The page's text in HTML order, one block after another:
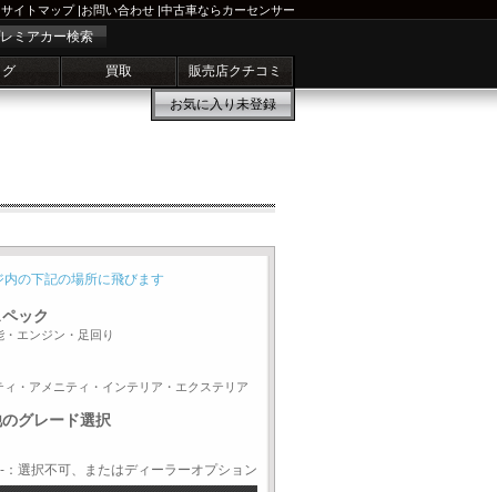
サイトマップ|お問い合わせ |中古車ならカーセンサー
ミアカー検索
買取 販売店クチコミ
お気に入り未登録
内の下記の場所に飛びます
ック
・エンジン・足回り
ィ・アメニティ・インテリア・エクステリア
グレード選択
択不可、またはディーラーオプション